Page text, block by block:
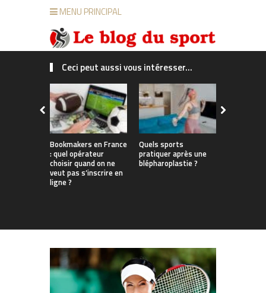
MENU PRINCIPAL
Ceci peut aussi vous intéresser...
Bookmakers en France
: quel opérateur
choisir quand on ne
veut pas s’inscrire en
ligne ?
Quels sports
pratiquer après une
blépharoplastie ?